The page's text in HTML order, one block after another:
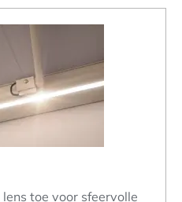
toe voor sfeervolle